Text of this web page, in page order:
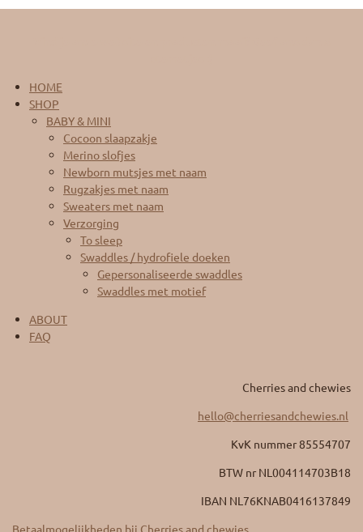
HOME
SHOP
BABY & MINI
Cocoon slaapzakje
Merino slofjes
Newborn mutsjes met naam
Rugzakjes met naam
Sweaters met naam
Verzorging
To sleep
Swaddles / hydrofiele doeken
Gepersonaliseerde swaddles
Swaddles met motief
ABOUT
FAQ
Cherries and chewies
hello@cherriesandchewies.nl
KvK nummer 85554707
BTW nr NL004114703B18
IBAN NL76KNAB0416137849
Betaalmogelijkheden bij Cherries and chewies